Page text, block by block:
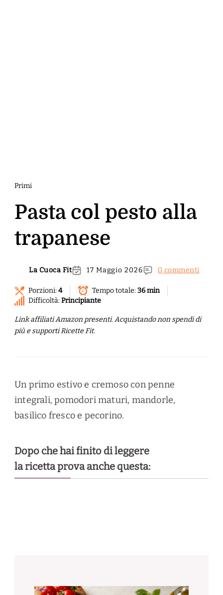
Primi
Pasta col pesto alla
trapanese
La Cuoca Fit 17 Maggio 2026 0 commenti
Porzioni:4 Tempo totale:36 min
Difficoltà:Principiante
Link affiliati Amazon presenti. Acquistando non spendi di
più e supporti Ricette Fit.
Un primo estivo e cremoso con penne
integrali, pomodori maturi, mandorle,
basilico fresco e pecorino.
Dopo che hai finito di leggere
la ricetta prova anche questa: